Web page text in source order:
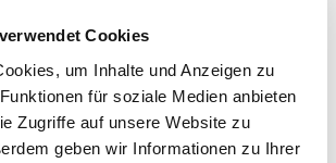
Cookies
um Inhalte und Anzeigen zu
für soziale Medien anbieten
Zugriffe auf unsere Website zu
geben wir Informationen zu Ihrer